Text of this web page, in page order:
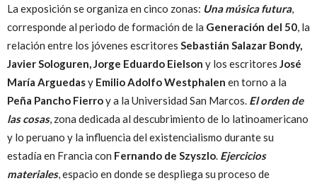
La exposición se organiza en cinco zonas: Una música futura,
corresponde al periodo de formación de la Generación del 50, la
relación entre los jóvenes escritores Sebastián Salazar Bondy,
Javier Sologuren, Jorge Eduardo Eielson y los escritores José
María Arguedasy Emilio Adolfo Westphalen en torno a la
Peña Pancho Fierroy a la Universidad San Marcos. El orden de
las cosas, zona dedicada al descubrimiento de lo latinoamericano
y lo peruano y la influencia del existencialismo durante su
estadía en Francia con Fernando de Szyszlo. Ejercicios
materiales, espacio en donde se despliega su proceso de